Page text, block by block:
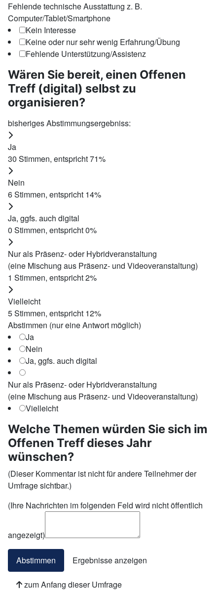
Fehlende technische Ausstattung z. B.
Computer/Tablet/Smartphone
Kein Interesse
Keine oder nur sehr wenig Erfahrung/Übung
Fehlende Unterstützung/Assistenz
Wären Sie bereit, einen Offenen
Treff (digital) selbst zu
organisieren?
bisheriges Abstimmungsergebniss:
Ja
30 Stimmen, entspricht71%
Nein
6Stimmen, entspricht 14%
Ja, ggfs. auch digital
0 Stimmen, entspricht0%
Nur als Präsenz- oder Hybridveranstaltung
(eine Mischung aus Präsenz- und Videoveranstaltung)
1 Stimmen, entspricht2%
Vielleicht
5Stimmen, entspricht 12%
Abstimmen (nur eine Antwort möglich)
Ja
Nein
Ja, ggfs. auch digital
Nur als Präsenz- oder Hybridveranstaltung
(eine Mischung aus Präsenz- und Videoveranstaltung)
Vielleicht
Welche Themen würden Sie sich im
Offenen Treff dieses Jahr
wünschen?
(Dieser Kommentar ist nicht für andere Teilnehmer der
Umfrage sichtbar.)
(Ihre Nachrichten im folgenden Feld wird nicht öffentlich
angezeigt)
zum Anfang dieser Umfrage